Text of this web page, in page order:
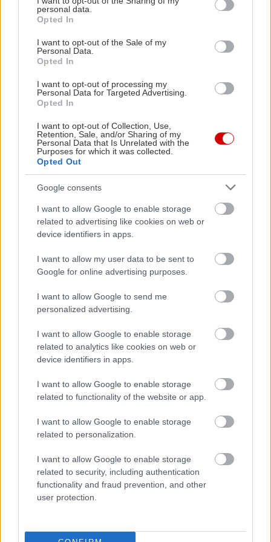
grant or deny consent to Google and its third-party tags to
use your data for below specified purposes in below Google
consent section.
personal data.
Opted In
I want to opt-out of the Sale of my
Personal Data.
Opted In
I want to opt-out of processing my
Personal Data for Targeted Advertising.
Opted In
I want to opt-out of Collection, Use,
Retention, Sale, and/or Sharing of my
Personal Data that Is Unrelated with the
Purposes for which it was collected.
Opted Out
Google consents
I want to allow Google to enable storage
related to advertising like cookies on web or
device identifiers in apps.
I want to allow my user data to be sent to
Google for online advertising purposes.
I want to allow Google to send me
personalized advertising.
I want to allow Google to enable storage
related to analytics like cookies on web or
device identifiers in apps.
I want to allow Google to enable storage
related to functionality of the website or app.
I want to allow Google to enable storage
related to personalization.
I want to allow Google to enable storage
related to security, including authentication
functionality and fraud prevention, and other
user protection.
Φωτό: Karim H. Attia | Google Maps
Αν ρωτήσεις τους ντόπιους πού πάνε για ψάρι,
εδώ θα σε στείλουν. Ο ΝΟΑ, κατά κόσμον
Ναυτικός Όμιλος Αίγινας, απλώνει τα τραπέζια
του στην άκρη του μόλου, και απολαμβάνει τέλεια
Αίγινας. Ειδικά εκεί γύρω στο ηλιοβασίλεμα, το
θέαμα είναι μαγικό. Εδώ θα παραγγείλεις φρέσκα
θαλασσινά στο τηγάνι, γαρίδες, καλαμαράκια και
δε συμμαζεύεται, χταποδάκι στη σχάρα, γαύρο
μαρινάτο, μπαρμπουνάκια τηγανιτά και ορεκτικά-
συνοδευτικά σαν τις τυροκροκέτες, τα παντζάρια
και τις φρεσκοκομμένες πατατούλες στο τηγάνι.
Βάλε κι ένα ούζο, μην είσαι ιερόσυλος, και ο
λογαριασμός θα βγει γύρω στα 25-30€ το άτομο.
Στο Στέκι στην Κυψέλη
Χάρτηςεδώ
Μια πανέμορφη, χαλικόστρωτη αυλή στολισμένη
με γλαστράκια, κρεμαστά φώτα και ξύλινους
το στέκι που θα αγαπήσεις. Κι όμως. Το Στέκι της